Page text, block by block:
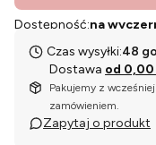
Dostępność:na
Czas wysyłki:48
Dostawa od 0,00
Pakujemy z
zamówieniem.
Zapytaj o produkt